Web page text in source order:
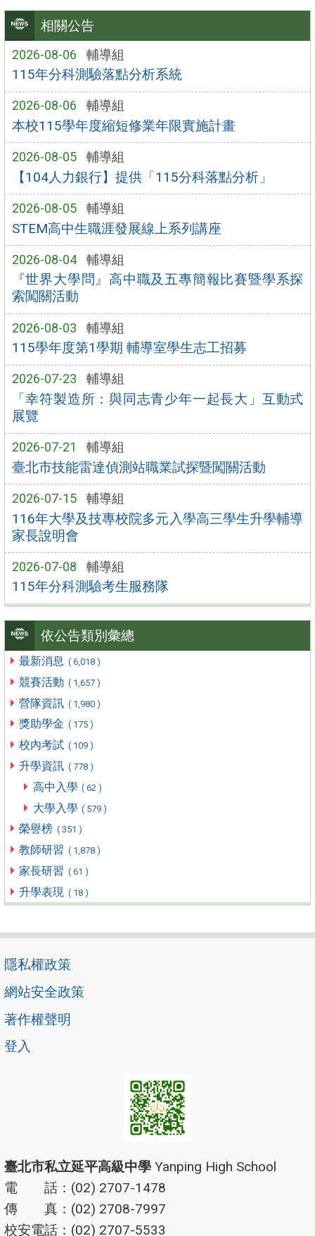
相關公告
2026-08-06 輔導組
115年分科測驗落點分析系統
2026-08-06 輔導組
本校115學年度縮短修業年限實施計畫
2026-08-05 輔導組
【104人力銀行】提供「115分科落點分析」
2026-08-05 輔導組
STEM高中生職涯發展線上系列講座
2026-08-04 輔導組
『世界大學問』高中職及五專簡報比賽暨學系探
索闖關活動
2026-08-03 輔導組
115學年度第1學期 輔導室學生志工招募
2026-07-23 輔導組
「幸符製造所：與同志青少年一起長大」互動式
展覽
2026-07-21 輔導組
臺北市技能雷達偵測站職業試探暨闖關活動
2026-07-15 輔導組
116年大學及技專校院多元入學高三學生升學輔導
家長說明會
2026-07-08 輔導組
115年分科測驗考生服務隊
依公告類別彙總
最新消息 ( 6,018 )
競賽活動 ( 1,657 )
營隊資訊 ( 1,980 )
獎助學金 ( 175 )
校內考試 ( 109 )
升學資訊 ( 778 )
高中入學 ( 62 )
大學入學 ( 579 )
榮譽榜 ( 351 )
教師研習 ( 1,878 )
家長研習 ( 61 )
升學表現 ( 18 )
隱私權政策
網站安全政策
著作權聲明
登入
臺北市私立延平高級中學 Yanping High School
電 話：(02) 2707-1478
傳 真：(02) 2708-7997
校安電話：(02) 2707-5533